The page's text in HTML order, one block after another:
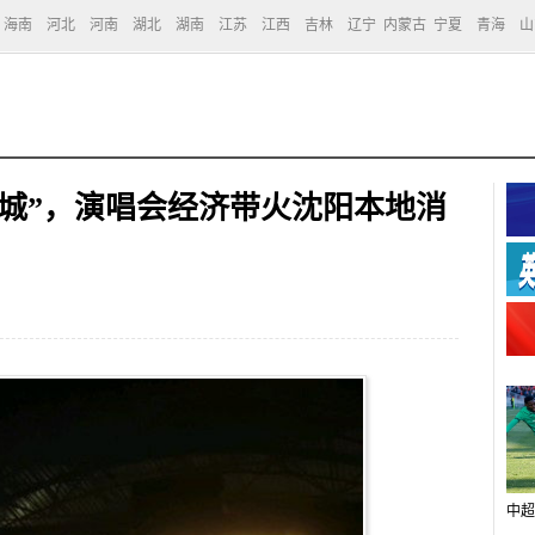
海南 河北 河南 湖北 湖南 江苏 江西 吉林 辽宁 内蒙古 宁夏 青海
”，演唱会经济带火沈阳本地消
中